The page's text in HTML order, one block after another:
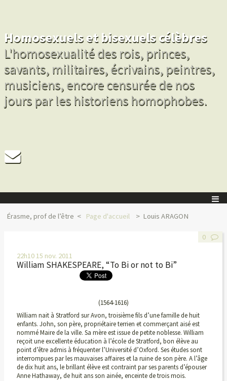
Homosexuels et bisexuels célèbres
L'homosexualité des rois, princes,
savants, militaires, écrivains, peintres,
musiciens, encore censurée de nos
jours par les historiens homophobes.
Érasme, prof de l’être Page d'accueil Louis ARAGON
22h1015 nov. 2011
William SHAKESPEARE, “To Bi or not to Bi”
(1564-1616)
William nait à Stratford sur Avon, troisième fils d’une famille de huit
enfants. John, son père, propriétaire terrien et commerçant aisé est
nommé Maire de la ville. Sa mère est issue de petite noblesse. William
reçoit une excellente éducation à l’école de Stratford, bon élève au
point d’être admis à fréquenter l’Université d’Oxford. Ses études sont
interrompues par les mauvaises affaires et la ruine de son père. A l’âge
de dix huit ans, le brillant élève est contraint par ses parents d’épouser
Anne Hathaway, de huit ans son ainée, enceinte de trois mois.
0